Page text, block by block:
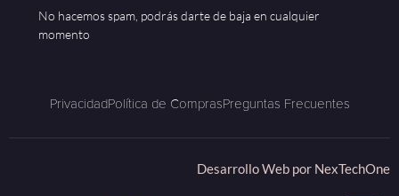
No hacemos spam, podrás darte de baja en cualquier
momento
PrivacidadPolítica de ComprasPreguntas Frecuentes
Desarrollo Web por NexTechOne